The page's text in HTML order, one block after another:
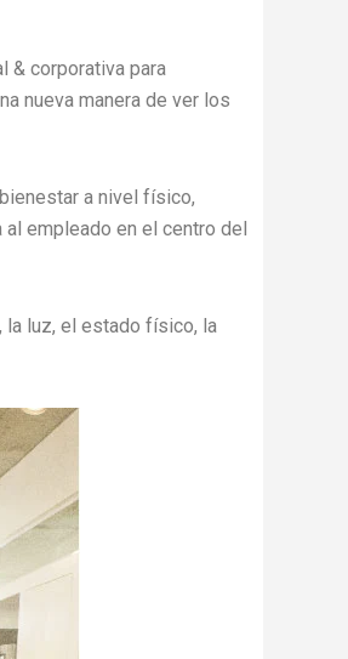
& corporativa para
nueva manera de ver los
a nivel físico,
empleado en el centro del
la luz, el estado físico, la